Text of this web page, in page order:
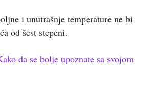
i unutrašnje temperature ne bi
od šest stepeni.
da se bolje upoznate sa svojom